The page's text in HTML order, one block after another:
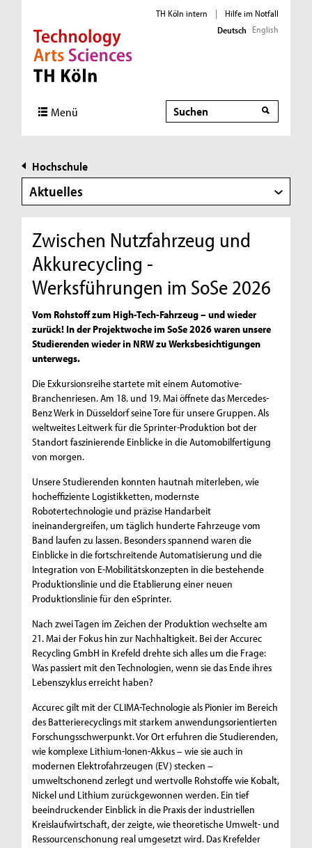
Direkt zur Hauptnavigation
Direkt zur Subnavigation
Direkt zum Inhalt
Direkt zum Fußbereich
TH Köln intern |
Hilfe im Notfall
Deutsch English
Menü Suche
Hochschule
Aktuelles
Zwischen Nutzfahrzeug und
Akkurecycling -
Werksführungen im SoSe 2026
Vom Rohstoff zum High-Tech-Fahrzeug – und wieder
zurück! In der Projektwoche im SoSe 2026 waren unsere
Studierenden wieder in NRW zu Werksbesichtigungen
unterwegs.
Die Exkursionsreihe startete mit einem Automotive-
Branchenriesen. Am 18. und 19. Mai öffnete das Mercedes-
Benz Werk in Düsseldorf seine Tore für unsere Gruppen. Als
weltweites Leitwerk für die Sprinter-Produktion bot der
Standort faszinierende Einblicke in die Automobilfertigung
von morgen.
Unsere Studierenden konnten hautnah miterleben, wie
hocheffiziente Logistikketten, modernste
Robotertechnologie und präzise Handarbeit
ineinandergreifen, um täglich hunderte Fahrzeuge vom
Band laufen zu lassen. Besonders spannend waren die
Einblicke in die fortschreitende Automatisierung und die
Integration von E-Mobilitätskonzepten in die bestehende
Produktionslinie und die Etablierung einer neuen
Produktionslinie für den eSprinter.
Nach zwei Tagen im Zeichen der Produktion wechselte am
21. Mai der Fokus hin zur Nachhaltigkeit. Bei der Accurec
Recycling GmbH in Krefeld drehte sich alles um die Frage:
Was passiert mit den Technologien, wenn sie das Ende ihres
Lebenszyklus erreicht haben?
Accurec gilt mit der CLIMA-Technologie als Pionier im Bereich
des Batterierecyclings mit starkem anwendungsorientierten
Forschungsschwerpunkt. Vor Ort erfuhren die Studierenden,
wie komplexe Lithium-Ionen-Akkus – wie sie auch in
modernen Elektrofahrzeugen (EV) stecken –
umweltschonend zerlegt und wertvolle Rohstoffe wie Kobalt,
Nickel und Lithium zurückgewonnen werden. Ein tief
beeindruckender Einblick in die Praxis der industriellen
Kreislaufwirtschaft, der zeigte, wie theoretische Umwelt- und
Ressourcenschonung real umgesetzt wird. Das Krefelder